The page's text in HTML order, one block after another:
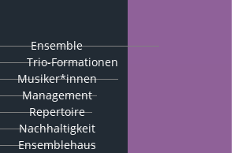
Ensemble
Trio-Formationen
Musiker*innen
Management
Repertoire
Nachhaltigkeit
Ensemblehaus